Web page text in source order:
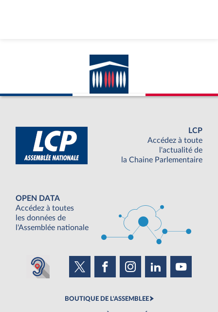
LCP
Accédez à toute
l'actualité de
la Chaine Parlementaire
OPEN DATA
Accédez à toutes
les données de
l'Assemblée nationale
BOUTIQUE DE L'ASSEMBLEE